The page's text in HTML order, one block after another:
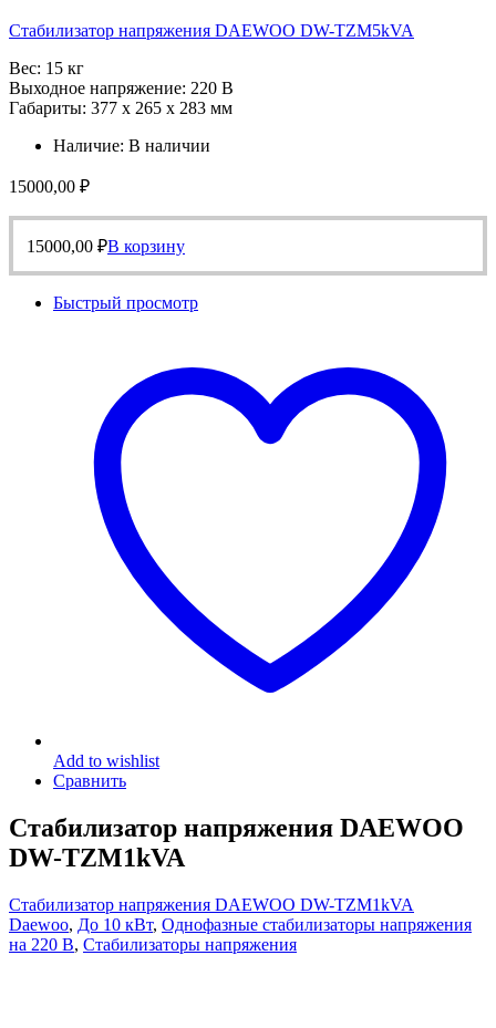
Стабилизатор напряжения DAEWOO DW-TZM5kVA
Вес: 15 кг
Выходное напряжение: 220 В
Габариты: 377 х 265 х 283 мм
Наличие: В наличии
15000,00 ₽
15000,00 ₽В корзину
Быстрый просмотр
Add to wishlist
Сравнить
Стабилизатор напряжения DAEWOO
DW-TZM1kVA
Стабилизатор напряжения DAEWOO DW-TZM1kVA
Daewoo, До 10 кВт, Однофазные стабилизаторы напряжения
на 220 В, Стабилизаторы напряжения